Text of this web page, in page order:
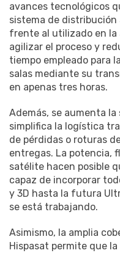
avances tecnológicos
sistema de
frente al utilizado en la
agilizar el proceso y
tiempo empleado para
salas mediante su
en apenas tres horas.
Además, se aumenta
simplifica la logística
de pérdidas o roturas
entregas. La potencia,
satélite hacen posible
capaz de incorporar
y 3D hasta la futura
se está trabajando.
Asimismo, la amplia
Hispasat permite que